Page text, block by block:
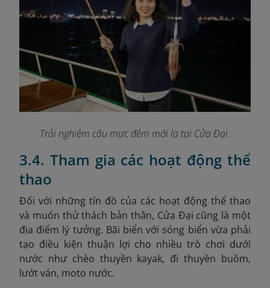
Trải nghiệm câu mực đêm mới lạ tại Cửa Đại.
3.4. Tham gia các hoạt động thể
thao
Đối với những tín đồ của các hoạt động thể thao
và muốn thử thách bản thân, Cửa Đại cũng là một
địa điểm lý tưởng. Bãi biển với sóng biển vừa phải
tạo điều kiện thuận lợi cho nhiều trò chơi dưới
nước như chèo thuyền kayak, đi thuyền buồm,
lướt ván, moto nước.